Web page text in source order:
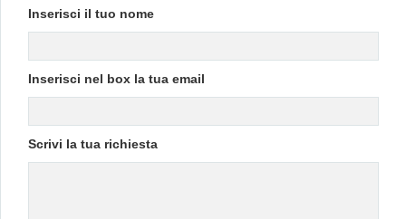
Inserisci il tuo nome
Inserisci nel box la tua email
Scrivi la tua richiesta